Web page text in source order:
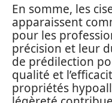
En somme, les
apparaissent
pour les
précision et leur
de prédilection
qualité et
propriétés